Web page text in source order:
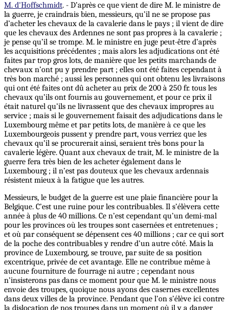
M. d'Hoffschmidt. - D’après ce que vient de dire M. le ministre de
la guerre, je craindrais bien, messieurs, qu’il ne se propose pas
d’acheter les chevaux de la cavalerie dans le pays ; il vient de dire
que les chevaux des Ardennes ne sont pas propres à la cavalerie ;
je pense qu’il se trompe. M. le ministre en juge peut-être d’après
les acquisitions précédentes ; mais alors les adjudications ont été
faites par trop gros lots, de manière que les petits marchands de
chevaux n’ont pu y prendre part ; elles ont été faites cependant à
très bon marché ; aussi les personnes qui ont obtenu les livraisons
qui ont été faites ont dû acheter au prix de 200 à 250 fr. tous les
chevaux qu’ils ont fournis au gouvernement, et pour ce prix il
était naturel qu’ils ne livrassent que des chevaux impropres au
service ; mais si le gouvernement faisait des adjudications dans le
Luxembourg même et par petits lots, de manière à ce que les
Luxembourgeois pussent y prendre part, vous verriez que les
chevaux qu’il se procurerait ainsi, seraient très bons pour la
cavalerie légère. Quant aux chevaux de trait, M. le ministre de la
guerre fera très bien de les acheter également dans le
Luxembourg ; il n’est pas douteux que les chevaux ardennais
résistent mieux à la fatigue que les autres.
Messieurs, le budget de la guerre est une plaie financière pour la
Belgique. C’est une ruine pour les contribuables. Il s’élèvera cette
année à plus de 40 millions. Ce n’est cependant qu’un demi-mal
pour les provinces où les troupes sont casernées et entretenues ;
et où par conséquent se dépensent ces 40 millions ; car ce qui sort
de la poche des contribuables y rendre d’un autre côté. Mais la
province de Luxembourg, se trouve, par suite de sa position
excentrique, privée de cet avantage. Elle ne contribue même à
aucune fourniture de fourrage ni autre ; cependant nous
n’insisterons pas dans ce moment pour que M. le ministre nous
envoie des troupes, quoique nous ayons des casernes excellentes
dans deux villes de la province. Pendant que l’on s’élève ici contre
la dislocation de nos troupes dans un moment où il y a danger